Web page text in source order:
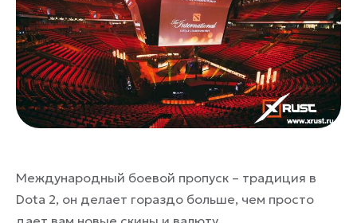
Международный боевой пропуск – традиция в
Dota 2, он делает гораздо больше, чем просто